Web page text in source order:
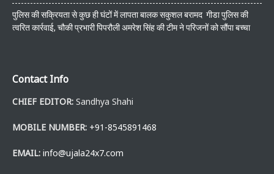
पुलिस की सक्रियता से कुछ ही घंटों में लापता बालक सकुशल बरामद गीडा पुलिस की
त्वरित कार्रवाई, चौकी प्रभारी पिपरौली अमरेश सिंह की टीम ने परिजनों को सौंपा बच्चा
Contact Info
CHIEF EDITOR: Sandhya Shahi
MOBILE NUMBER: +91-8545891468
EMAIL: info@ujala24x7.com